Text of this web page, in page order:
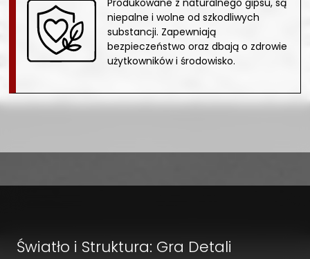
niepalne i wolne od szkodliwych
substancji. Zapewniają
bezpieczeństwo oraz dbają o zdrowie
użytkowników i środowisko.
Światło i Struktura: Gra Detali